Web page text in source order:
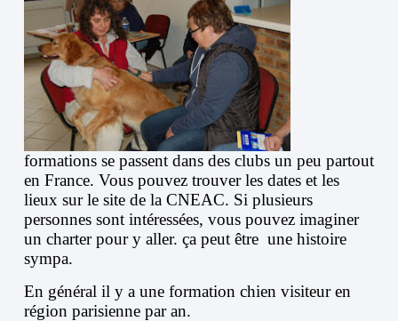
formations se passent dans des clubs un peu partout
en France. Vous pouvez trouver les dates et les
lieux sur le site de la CNEAC. Si plusieurs
personnes sont intéressées, vous pouvez imaginer
un charter pour y aller. ça peut être une histoire
sympa.
En général il y a une formation chien visiteur en
région parisienne par an.